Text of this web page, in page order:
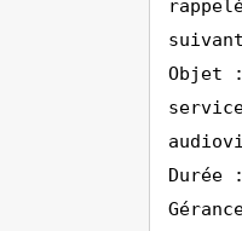
Objet
Durée